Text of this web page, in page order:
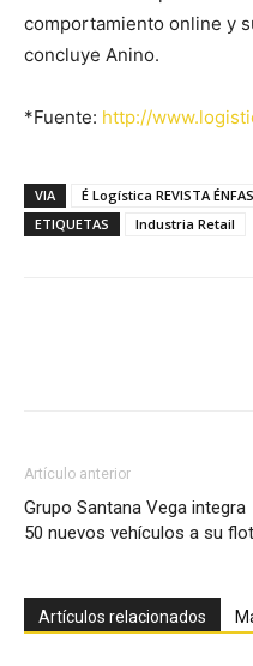
comportamiento online y
concluye Anino.
*Fuente: http://
VIA
É Logística REVISTA
ETIQUETAS
Industria Retail
Artículo anterior
Grupo Santana Vega integra
50 nuevos vehículos a su
Artículos relacionados